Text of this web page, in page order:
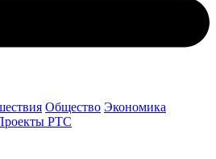
Общество Экономика
РТС